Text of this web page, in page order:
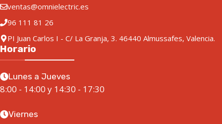
ventas@omnielectric.es
96 111 81 26
PI Juan Carlos I - C/ La Granja, 3. 46440 Almussafes, Valencia.
Horario
Lunes a Jueves
8:00 - 14:00 y 14:30 - 17:30
Viernes